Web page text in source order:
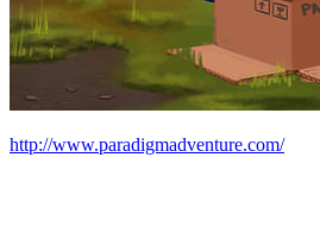
http://www.paradigmadventure.com/